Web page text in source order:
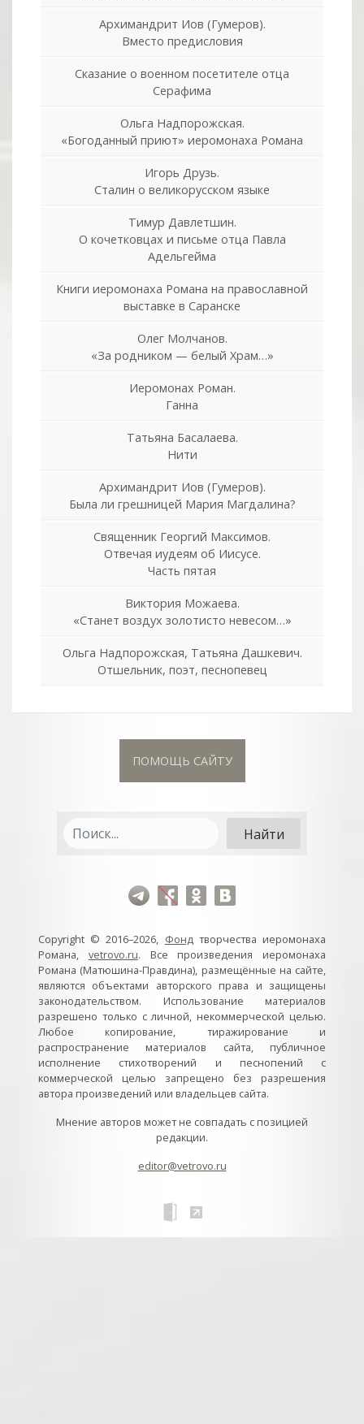
Архимандрит Иов (Гумеров).
Вместо предисловия
Сказание о военном посетителе отца
Серафима
Ольга Надпорожская.
«Богоданный приют» иеромонаха Романа
Игорь Друзь.
Сталин о великорусском языке
Тимур Давлетшин.
О кочетковцах и письме отца Павла
Адельгейма
Книги иеромонаха Романа на православной
выставке в Саранске
Олег Молчанов.
«За родником — белый Храм…»
Иеромонах Роман.
Ганна
Татьяна Басалаева.
Нити
Архимандрит Иов (Гумеров).
Была ли грешницей Мария Магдалина?
Священник Георгий Максимов.
Отвечая иудеям об Иисусе.
Часть пятая
Виктория Можаева.
«Станет воздух золотисто невесом…»
Ольга Надпорожская, Татьяна Дашкевич.
Отшельник, поэт, песнопевец
ПОМОЩЬ САЙТУ
Copyright © 2016–2026, Фондтворчества иеромонаха
Романа, vetrovo.ru. Все произведения иеромонаха
Романа (Матюшина-Правдина), размещённые на сайте,
являются объектами авторского права и защищены
законодательством. Использование материалов
разрешено только с личной, некоммерческой целью.
Любое копирование, тиражирование и
распространение материалов сайта, публичное
исполнение стихотворений и песнопений с
коммерческой целью запрещено без разрешения
автора произведений или владельцев сайта.
Мнение авторов может не совпадать с позицией
редакции.
editor@vetrovo.ru